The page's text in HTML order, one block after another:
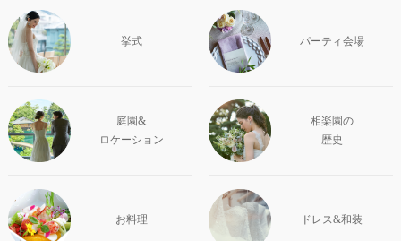
挙式 パーティ会場
庭園&
ロケーション
相楽園の
歴史
お料理 ドレス&和装